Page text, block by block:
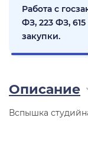
Работа с
ФЗ, 223 ФЗ,
закупки.
Описание
Вспышка